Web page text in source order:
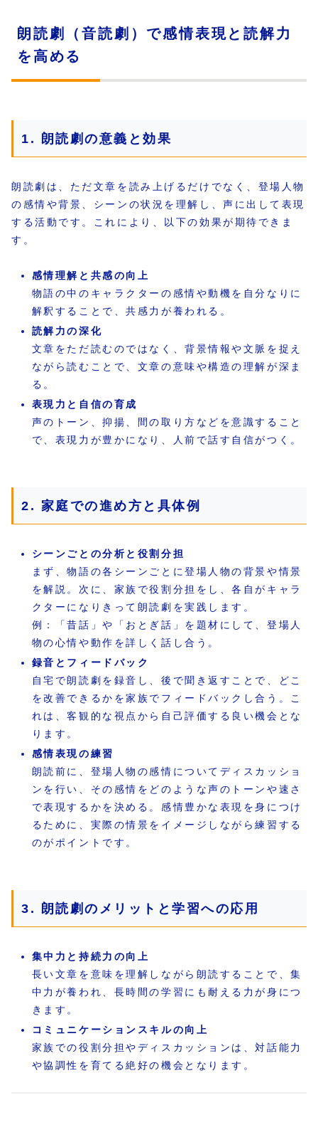
朗読劇（音読劇）で感情表現と読解力
を高める
1. 朗読劇の意義と効果
朗読劇は、ただ文章を読み上げるだけでなく、登場人物
の感情や背景、シーンの状況を理解し、声に出して表現
する活動です。これにより、以下の効果が期待できま
す。
感情理解と共感の向上
物語の中のキャラクターの感情や動機を自分なりに
解釈することで、共感力が養われる。
読解力の深化
文章をただ読むのではなく、背景情報や文脈を捉え
ながら読むことで、文章の意味や構造の理解が深ま
る。
表現力と自信の育成
声のトーン、抑揚、間の取り方などを意識すること
で、表現力が豊かになり、人前で話す自信がつく。
2. 家庭での進め方と具体例
シーンごとの分析と役割分担
まず、物語の各シーンごとに登場人物の背景や情景
を解説。次に、家族で役割分担をし、各自がキャラ
クターになりきって朗読劇を実践します。
例：「昔話」や「おとぎ話」を題材にして、登場人
物の心情や動作を詳しく話し合う。
録音とフィードバック
自宅で朗読劇を録音し、後で聞き返すことで、どこ
を改善できるかを家族でフィードバックし合う。こ
れは、客観的な視点から自己評価する良い機会とな
ります。
感情表現の練習
朗読前に、登場人物の感情についてディスカッショ
ンを行い、その感情をどのような声のトーンや速さ
で表現するかを決める。感情豊かな表現を身につけ
るために、実際の情景をイメージしながら練習する
のがポイントです。
3. 朗読劇のメリットと学習への応用
集中力と持続力の向上
長い文章を意味を理解しながら朗読することで、集
中力が養われ、長時間の学習にも耐える力が身につ
きます。
コミュニケーションスキルの向上
家族での役割分担やディスカッションは、対話能力
や協調性を育てる絶好の機会となります。